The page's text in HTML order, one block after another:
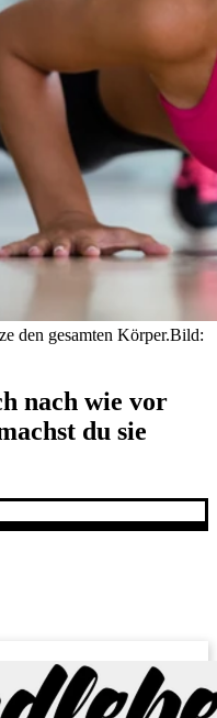
den gesamten Körper.Bild:
nach wie vor
du sie